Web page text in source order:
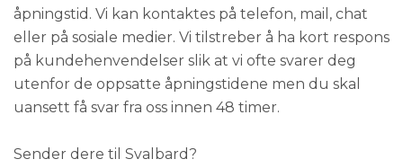
åpningstid. Vi kan kontaktes på telefon, mail, chat
eller på sosiale medier. Vi tilstreber å ha kort respons
på kundehenvendelser slik at vi ofte svarer deg
utenfor de oppsatte åpningstidene men du skal
uansett få svar fra oss innen 48 timer.
Sender dere til Svalbard?